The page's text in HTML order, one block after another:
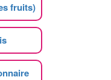
fruits)